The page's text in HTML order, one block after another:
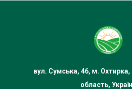
вул. Сумська, 46, м.
область,